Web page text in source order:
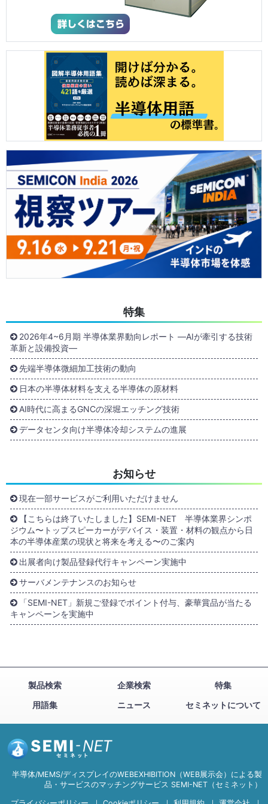
特集
2026年4~6月期 半導体業界動向レポート ―AIが牽引する技術
革新と設備投資―
先端半導体微細加工技術の動向
日本の半導体材料を支える半導体の原材料
AI時代に高まるGNCの深堀エッチング技術
データセンタ向け半導体冷却システムの進展
お知らせ
現在一部サービスがご利用いただけません
【こちらは終了いたしました】SEMI-NET 半導体業界シンポ
ジウム〜トップスピーカーがデバイス・装置・材料の観点から日
本の半導体産業の現状と将来を考える〜のご案内
出展者向け製品登録代行キャンペーン実施中
サーバメンテナンスのお知らせ
「SEMI-NET」新規ご登録でポイント付与、豪華賞品が当たる
キャンペーンを実施中
製品検索 企業検索
特集
用語集
ニュース セミネットについて
半導体/MEMS/ディスプレイのWEBEXHIBITION（WEB展示会）による製
品・サービスのマッチングサービス SEMI-NET（セミネット）